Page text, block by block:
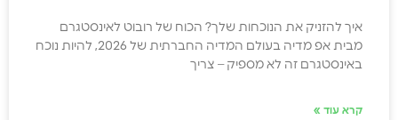
איך להזניק את הנוכחות שלך? הכוח של רובוט לאינסטגרם
מבית אפ מדיה בעולם המדיה החברתית של 2026, להיות נוכח
באינסטגרם זה לא מספיק – צריך
קרא עוד »